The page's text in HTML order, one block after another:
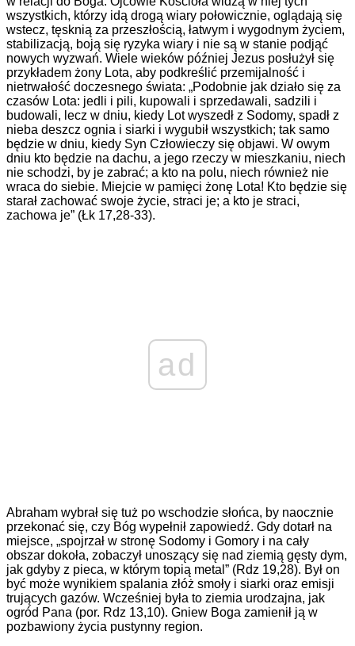
wszystkich, którzy idą drogą wiary połowicznie, oglądają się
wstecz, tęsknią za przeszłością, łatwym i wygodnym życiem,
stabilizacją, boją się ryzyka wiary i nie są w stanie podjąć
nowych wyzwań. Wiele wieków później Jezus posłużył się
przykładem żony Lota, aby podkreślić przemijalność i
nietrwałość doczesnego świata: „Podobnie jak działo się za
czasów Lota: jedli i pili, kupowali i sprzedawali, sadzili i
budowali, lecz w dniu, kiedy Lot wyszedł z Sodomy, spadł z
nieba deszcz ognia i siarki i wygubił wszystkich; tak samo
będzie w dniu, kiedy Syn Człowieczy się objawi. W owym
dniu kto będzie na dachu, a jego rzeczy w mieszkaniu, niech
nie schodzi, by je zabrać; a kto na polu, niech również nie
wraca do siebie. Miejcie w pamięci żonę Lota! Kto będzie się
starał zachować swoje życie, straci je; a kto je straci,
zachowa je” (Łk 17,28-33).
ad
Abraham wybrał się tuż po wschodzie słońca, by naocznie
przekonać się, czy Bóg wypełnił zapowiedź. Gdy dotarł na
miejsce, „spojrzał w stronę Sodomy i Gomory i na cały
obszar dokoła, zobaczył unoszący się nad ziemią gęsty dym,
jak gdyby z pieca, w którym topią metal” (Rdz 19,28). Był on
być może wynikiem spalania złóż smoły i siarki oraz emisji
trujących gazów. Wcześniej była to ziemia urodzajna, jak
ogród Pana (por. Rdz 13,10). Gniew Boga zamienił ją w
pozbawiony życia pustynny region.